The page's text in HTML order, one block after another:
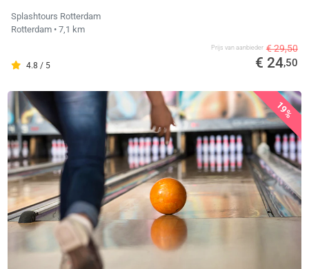
Splashtours Rotterdam
Rotterdam • 7,1 km
4.8 / 5
Prijs van aanbieder € 29,50
€ 24,50
19%